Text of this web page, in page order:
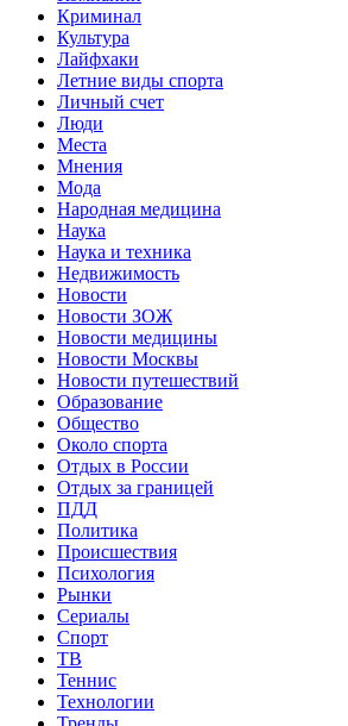
Криминал
Культура
Лайфхаки
Летние виды спорта
Личный счет
Люди
Места
Мнения
Мода
Народная медицина
Наука
Наука и техника
Недвижимость
Новости
Новости ЗОЖ
Новости медицины
Новости Москвы
Новости путешествий
Образование
Общество
Около спорта
Отдых в России
Отдых за границей
ПДД
Политика
Происшествия
Психология
Рынки
Сериалы
Спорт
ТВ
Теннис
Технологии